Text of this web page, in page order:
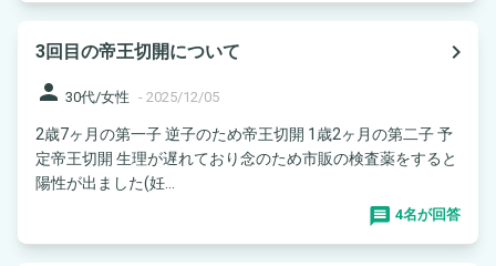
3回目の帝王切開について
navigate_next
person 30代/女性 - 2025/12/05
2歳7ヶ月の第一子 逆子のため帝王切開 1歳2ヶ月の第二子 予
定帝王切開 生理が遅れており念のため市販の検査薬をすると
陽性が出ました(妊...
4名が回答